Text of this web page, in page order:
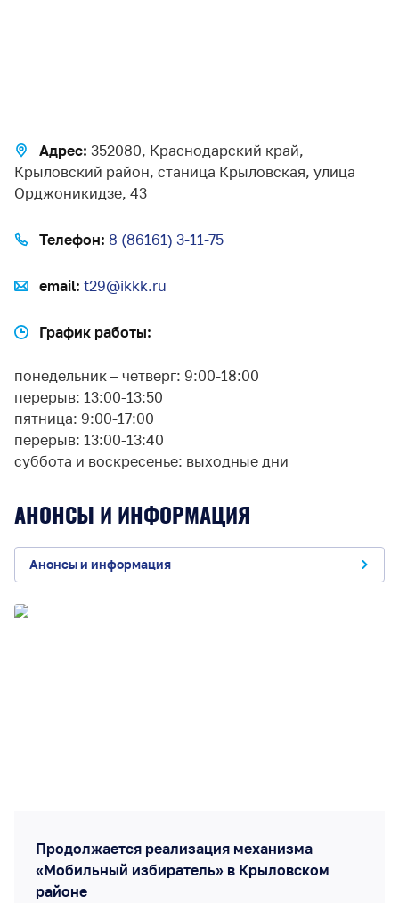
Адрес: 352080, Краснодарский край,
Крыловский район, станица Крыловская, улица
Орджоникидзе, 43
Телефон: 8 (86161) 3-11-75
email: t29@ikkk.ru
График работы:
понедельник – четверг: 9:00-18:00
перерыв: 13:00-13:50
пятница: 9:00-17:00
перерыв: 13:00-13:40
суббота и воскресенье: выходные дни
АНОНСЫ И ИНФОРМАЦИЯ
Анонсы и информация
Продолжается реализация механизма
«Мобильный избиратель» в Крыловском
районе